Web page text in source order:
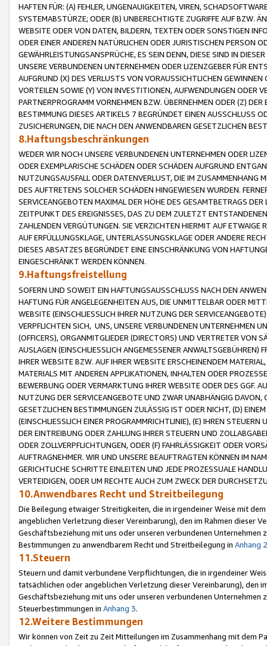
HAFTEN FÜR: (A) FEHLER, UNGENAUIGKEITEN, VIREN,
SYSTEMABSTÜRZE; ODER (B) UNBERECHTIGTE ZUGRIFFE AUF BZW.
WEBSITE ODER VON DATEN, BILDERN, TEXTEN ODER SONSTIGEN
ODER EINER ANDEREN NATÜRLICHEN ODER JURISTISCHEN PERSON
GEWÄHRLEISTUNGSANSPRÜCHE, ES SEIN DENN, DIESE SIND IN
UNSERE VERBUNDENEN UNTERNEHMEN ODER LIZENZGEBER FÜR
AUFGRUND (X) DES VERLUSTS VON VORAUSSICHTLICHEN
VORTEILEN SOWIE (Y) VON INVESTITIONEN, AUFWENDUNGEN ODER
PARTNERPROGRAMM VORNEHMEN BZW. ÜBERNEHMEN ODER (Z)
BESTIMMUNG DIESES ARTIKELS 7 BEGRÜNDET EINEN AUSSCHLUSS
ZUSICHERUNGEN, DIE NACH DEN ANWENDBAREN GESETZLICHEN
8.Haftungsbeschränkungen
WEDER WIR NOCH UNSERE VERBUNDENEN UNTERNEHMEN ODER
ODER EXEMPLARISCHE SCHÄDEN ODER SCHÄDEN AUFGRUND
NUTZUNGSAUSFALL ODER DATENVERLUST, DIE IM ZUSAMMENHANG
DES AUFTRETENS SOLCHER SCHÄDEN HINGEWIESEN WURDEN.
SERVICEANGEBOTEN MAXIMAL DER HÖHE DES GESAMTBETRAGS
ZEITPUNKT DES EREIGNISSES, DAS ZU DEM ZULETZT
ZAHLENDEN VERGÜTUNGEN. SIE VERZICHTEN HIERMIT AUF
AUF ERFÜLLUNGSKLAGE, UNTERLASSUNGSKLAGE ODER ANDERE
DIESES ABSATZES BEGRÜNDET EINE EINSCHRÄNKUNG VON
EINGESCHRÄNKT WERDEN KÖNNEN.
9.Haftungsfreistellung
SOFERN UND SOWEIT EIN HAFTUNGSAUSSCHLUSS NACH DEN
HAFTUNG FÜR ANGELEGENHEITEN AUS, DIE UNMITTELBAR ODER
WEBSITE (EINSCHLIESSLICH IHRER NUTZUNG DER
VERPFLICHTEN SICH, UNS, UNSERE VERBUNDENEN UNTERNEHMEN
(OFFICERS), ORGANMITGLIEDER (DIRECTORS) UND VERTRETER VON
AUSLAGEN (EINSCHLIESSLICH ANGEMESSENER
IHRER WEBSITE BZW. AUF IHRER WEBSITE ERSCHEINENDEM
MATERIALS MIT ANDEREN APPLIKATIONEN, INHALTEN ODER
BEWERBUNG ODER VERMARKTUNG IHRER WEBSITE ODER DES GGF.
NUTZUNG DER SERVICEANGEBOTE UND ZWAR UNABHÄNGIG
GESETZLICHEN BESTIMMUNGEN ZULÄSSIG IST ODER NICHT, (D)
(EINSCHLIESSLICH EINER PROGRAMMRICHTLINIE), (E) IHREN
DER EINTREIBUNG ODER ZAHLUNG IHRER STEUERN UND
ODER ZOLLVERPFLICHTUNGEN, ODER (F) FAHRLÄSSIGKEIT ODER
AUFTRAGNEHMER. WIR UND UNSERE BEAUFTRAGTEN KÖNNEN IM
GERICHTLICHE SCHRITTE EINLEITEN UND JEDE PROZESSUALE
VERTEIDIGEN, ODER UM RECHTE AUCH ZUM ZWECK DER
10.Anwendbares Recht und Streitbeilegung
Die Beilegung etwaiger Streitigkeiten, die in irgendeiner Weise mit
angeblichen Verletzung dieser Vereinbarung), den im Rahmen dieser
Geschäftsbeziehung mit uns oder unseren verbundenen
Bestimmungen zu anwendbarem Recht und Streitbeilegung in Anhang 2
11.Steuern
Steuern und damit verbundene Verpflichtungen, die in irgendeiner
tatsächlichen oder angeblichen Verletzung dieser Vereinbarung), den
Geschäftsbeziehung mit uns oder unseren verbundenen
Steuerbestimmungen in Anhang 3.
12.Weitere Bestimmungen
Wir können von Zeit zu Zeit Mitteilungen im Zusammenhang mit dem